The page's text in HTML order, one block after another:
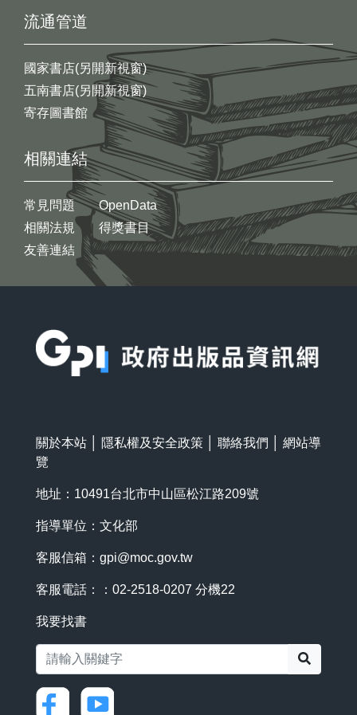
流通管道
國家書店(另開新視窗)
五南書店(另開新視窗)
寄存圖書館
相關連結
常見問題
相關法規
友善連結
OpenData
得獎書目
關於本站 隱私權及安全政策 聯絡我們
網站導
覽
地址：10491台北市中山區松江路209號
指導單位：文化部
客服信箱： gpi@moc.gov.tw
客服電話：：02-2518-0207 分機22
我要找書